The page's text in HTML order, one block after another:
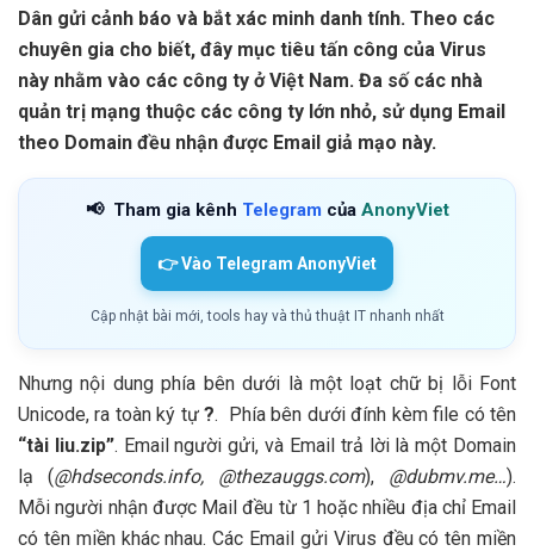
Dân gửi cảnh báo và bắt xác minh danh tính. Theo các
chuyên gia cho biết, đây mục tiêu tấn công của Virus
này nhằm vào các công ty ở Việt Nam. Đa số các nhà
quản trị mạng thuộc các công ty lớn nhỏ, sử dụng Email
theo Domain đều nhận được Email giả mạo này.
📢 Tham gia kênh Telegram của AnonyViet
👉 Vào Telegram AnonyViet
Cập nhật bài mới, tools hay và thủ thuật IT nhanh nhất
Nhưng nội dung phía bên dưới là một loạt chữ bị lỗi Font
Unicode, ra toàn ký tự?. Phía bên dưới đính kèm file có tên
“tài liu.zip”. Email người gửi, và Email trả lời là một Domain
lạ (@hdseconds.info, @thezauggs.com), @dubmv.me…).
Mỗi người nhận được Mail đều từ 1 hoặc nhiều địa chỉ Email
có tên miền khác nhau. Các Email gửi Virus đều có tên miền